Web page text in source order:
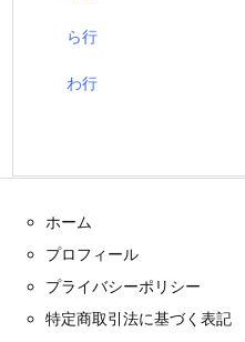
ら行
わ行
ホーム
プロフィール
プライバシーポリシー
特定商取引法に基づく表記